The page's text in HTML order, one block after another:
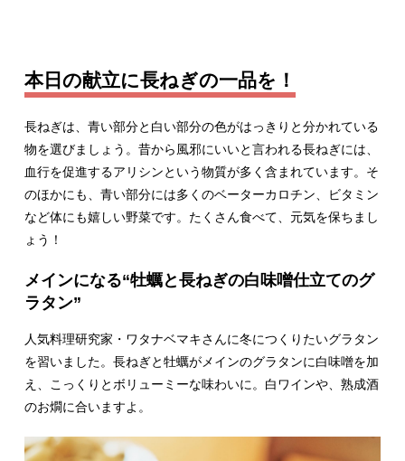
本日の献立に長ねぎの一品を！
長ねぎは、青い部分と白い部分の色がはっきりと分かれている
物を選びましょう。昔から風邪にいいと言われる長ねぎには、
血行を促進するアリシンという物質が多く含まれています。そ
のほかにも、青い部分には多くのベーターカロチン、ビタミン
など体にも嬉しい野菜です。たくさん食べて、元気を保ちまし
ょう！
メインになる“牡蠣と長ねぎの白味噌仕立てのグ
ラタン”
人気料理研究家・ワタナベマキさんに冬につくりたいグラタン
を習いました。長ねぎと牡蠣がメインのグラタンに白味噌を加
え、こっくりとボリューミーな味わいに。白ワインや、熟成酒
のお燗に合いますよ。